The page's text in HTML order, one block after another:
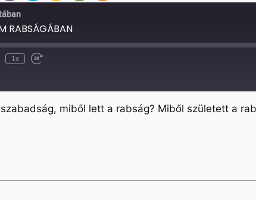
RABSÁGÁBAN
1x
Fast
miből lett a rabság? Miből született a